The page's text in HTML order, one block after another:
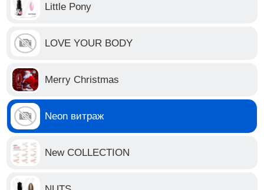
Little Pony
LOVE YOUR BODY
Merry Christmas
Neon витраж
New COLLECTION